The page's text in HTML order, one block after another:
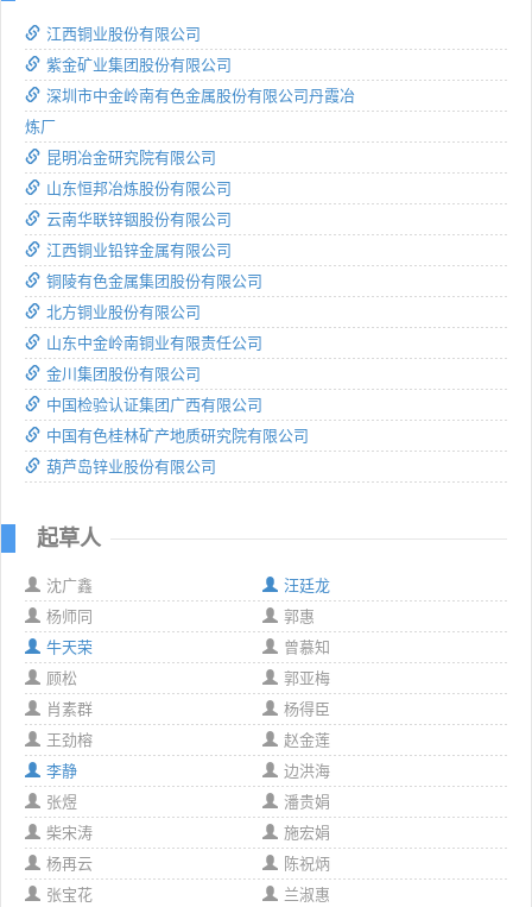
江西铜业股份有限公司
紫金矿业集团股份有限公司
深圳市中金岭南有色金属股份有限公司丹霞冶
炼厂
昆明冶金研究院有限公司
山东恒邦冶炼股份有限公司
云南华联锌铟股份有限公司
江西铜业铅锌金属有限公司
铜陵有色金属集团股份有限公司
北方铜业股份有限公司
山东中金岭南铜业有限责任公司
金川集团股份有限公司
中国检验认证集团广西有限公司
中国有色桂林矿产地质研究院有限公司
葫芦岛锌业股份有限公司
起草人
沈广鑫
汪廷龙
杨师同
郭惠
牛天荣
曾慕知
顾松
郭亚梅
肖素群
杨得臣
王劲榕
赵金莲
李静
边洪海
张煜
潘贵娟
柴宋涛
施宏娟
杨再云
陈祝炳
张宝花
兰淑惠